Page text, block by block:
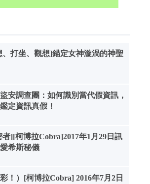
、打坐、觀想]錨定女神漩渦的神聖
安調查團：如何識別當代假資訊，
定資訊真假！
者][柯博拉Cobra]2017年1月29日訊
希斯秘儀
彩！）[柯博拉Cobra] 2016年7月2日